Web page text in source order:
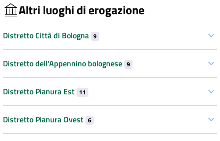
Altri luoghi di erogazione
Distretto Città di Bologna 9
Distretto dell’Appennino bolognese 9
Distretto Pianura Est 11
Distretto Pianura Ovest 6